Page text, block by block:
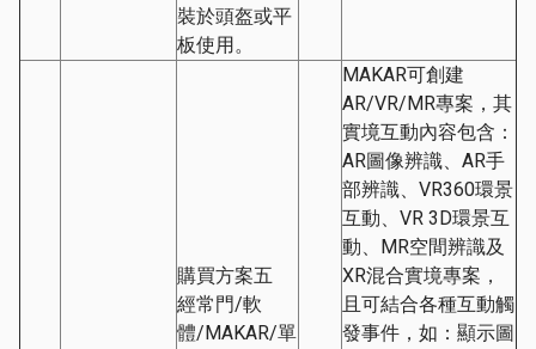
裝於頭盔或平
板使用。
購買方案五
經常門/軟
體/MAKAR/單
MAKAR可創建
AR/VR/MR專案，其
實境互動內容包含：
AR圖像辨識、AR手
部辨識、VR360環景
互動、VR 3D環景互
動、MR空間辨識及
XR混合實境專案，
且可結合各種互動觸
發事件，如：顯示圖